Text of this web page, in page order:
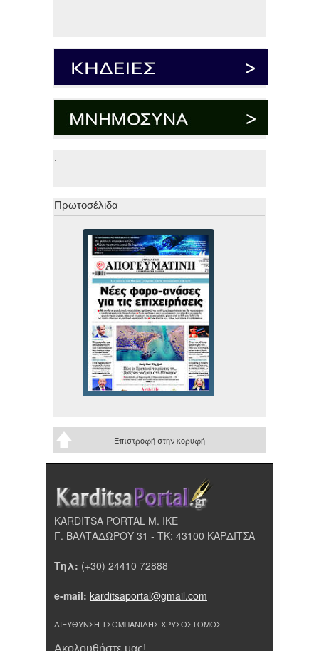
.
.
Πρωτοσέλιδα
Επιστροφή στην κορυφή
KARDITSA PORTAL Μ. ΙΚΕ
Γ. ΒΑΛΤΑΔΩΡΟΥ 31 - ΤΚ: 43100 ΚΑΡΔΙΤΣΑ
Τηλ: (+30) 24410 72888
e-mail: karditsaportal@gmail.com
ΔΙΕΥΘΥΝΣΗ ΤΣΟΜΠΑΝΙΔΗΣ ΧΡΥΣΟΣΤΟΜΟΣ
Ακολουθήστε μας!